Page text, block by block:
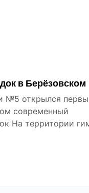
в Берёзовском
№5 открылся
современный
На территории